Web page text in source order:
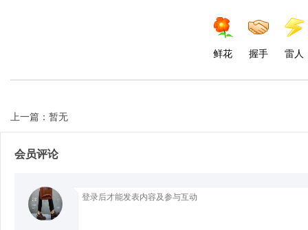
鲜花 握手 雷人
上一篇：暂无
会员评论